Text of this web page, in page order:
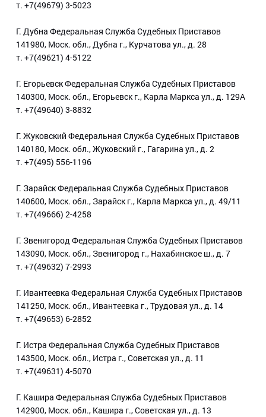
т. +7(49679) 3-5023
Г. Дубна Федеральная Служба Судебных Приставов
141980, Моск. обл., Дубна г., Курчатова ул., д. 28
т. +7(49621) 4-5122
Г. Егорьевск Федеральная Служба Судебных Приставов
140300, Моск. обл., Егорьевск г., Карла Маркса ул., д. 129А
т. +7(49640) 3-8832
Г. Жуковский Федеральная Служба Судебных Приставов
140180, Моск. обл., Жуковский г., Гагарина ул., д. 2
т. +7(495) 556-1196
Г. Зарайск Федеральная Служба Судебных Приставов
140600, Моск. обл., Зарайск г., Карла Маркса ул., д. 49/11
т. +7(49666) 2-4258
Г. Звенигород Федеральная Служба Судебных Приставов
143090, Моск. обл., Звенигород г., Нахабинское ш., д. 7
т. +7(49632) 7-2993
Г. Ивантеевка Федеральная Служба Судебных Приставов
141250, Моск. обл., Ивантеевка г., Трудовая ул., д. 14
т. +7(49653) 6-2852
Г. Истра Федеральная Служба Судебных Приставов
143500, Моск. обл., Истра г., Советская ул., д. 11
т. +7(49631) 4-5070
Г. Кашира Федеральная Служба Судебных Приставов
142900, Моск. обл., Кашира г., Советская ул., д. 13